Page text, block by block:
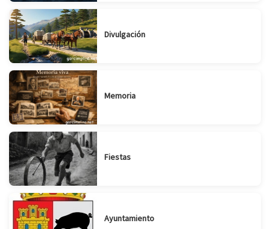
Divulgación
Memoria
Fiestas
Ayuntamiento